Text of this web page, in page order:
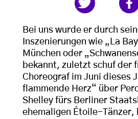
Bei uns wurde er durch
Inszenierungen wie „La
München oder
bekannt, zuletzt schuf der
Choreograf im Juni dieses
flammende Herz“ über
Shelley fürs Berliner
ehemaligen Étoile-Tänzer,